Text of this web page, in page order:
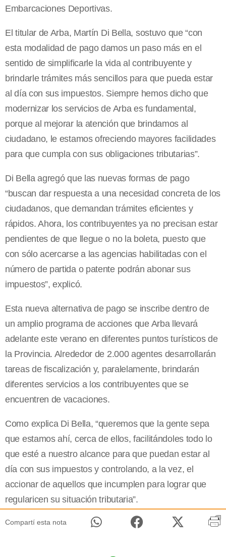
Embarcaciones Deportivas.
El titular de Arba, Martín Di Bella, sostuvo que “con
esta modalidad de pago damos un paso más en el
sentido de simplificarle la vida al contribuyente y
brindarle trámites más sencillos para que pueda estar
al día con sus impuestos. Siempre hemos dicho que
modernizar los servicios de Arba es fundamental,
porque al mejorar la atención que brindamos al
ciudadano, le estamos ofreciendo mayores facilidades
para que cumpla con sus obligaciones tributarias”.
Di Bella agregó que las nuevas formas de pago
“buscan dar respuesta a una necesidad concreta de los
ciudadanos, que demandan trámites eficientes y
rápidos. Ahora, los contribuyentes ya no precisan estar
pendientes de que llegue o no la boleta, puesto que
con sólo acercarse a las agencias habilitadas con el
número de partida o patente podrán abonar sus
impuestos”, explicó.
Esta nueva alternativa de pago se inscribe dentro de
un amplio programa de acciones que Arba llevará
adelante este verano en diferentes puntos turísticos de
la Provincia. Alrededor de 2.000 agentes desarrollarán
tareas de fiscalización y, paralelamente, brindarán
diferentes servicios a los contribuyentes que se
encuentren de vacaciones.
Como explica Di Bella, “queremos que la gente sepa
que estamos ahí, cerca de ellos, facilitándoles todo lo
que esté a nuestro alcance para que puedan estar al
día con sus impuestos y controlando, a la vez, el
accionar de aquellos que incumplen para lograr que
regularicen su situación tributaria”.
Compartí esta nota